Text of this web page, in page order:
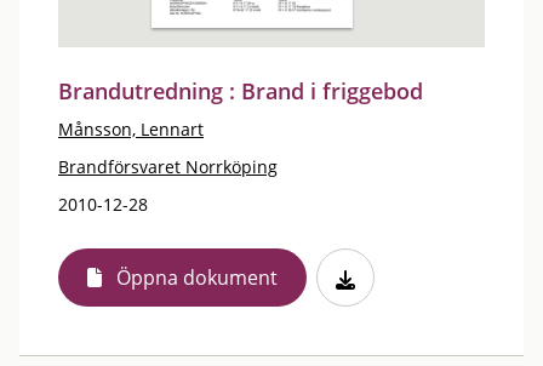
Brandutredning : Brand i friggebod
Månsson, Lennart
Brandförsvaret Norrköping
2010-12-28
Öppna dokument